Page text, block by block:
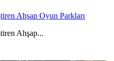
Ahşap Oyun Parkları
Ahşap...